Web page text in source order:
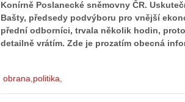
Konírně Poslanecké sněmovny ČR.
Bašty, předsedy podvýboru pro vnější
přední odborníci, trvala několik hodin,
detailně vrátím. Zde je prozatím obecná
obrana politika